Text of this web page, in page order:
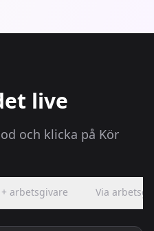
live
och klicka på Kör
arbetsgivare Via